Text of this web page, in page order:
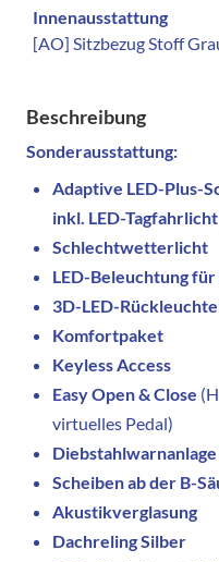
Innenausstattung
[AO] Sitzbezug Stoff
Beschreibung
Sonderausstattung:
Adaptive LED-Plus-
inkl. LED-Tagfahrlicht
Schlechtwetterlicht
LED-Beleuchtung
3D-LED-
Komfortpaket
Keyless Access
Easy Open & Close
virtuelles Pedal)
Scheiben ab der B-
Akustikverglasung
Dachreling Silber